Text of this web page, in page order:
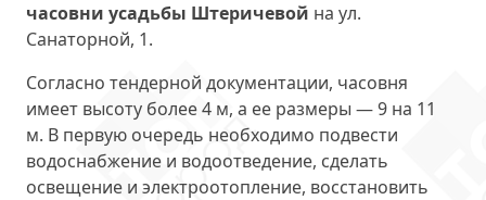
часовни усадьбы Штеричевой на ул.
Санаторной, 1.
Согласно тендерной документации, часовня
имеет высоту более 4 м, а ее размеры — 9 на 11
м. В первую очередь необходимо подвести
водоснабжение и водоотведение, сделать
освещение и электроотопление, восстановить